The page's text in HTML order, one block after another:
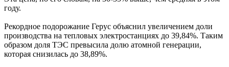
году.
Рекордное подорожание Герус объяснил увеличением доли
производства на тепловых электростанциях до 39,84%. Таким
образом доля ТЭС превысила долю атомной генерации,
которая снизилась до 38,89%.